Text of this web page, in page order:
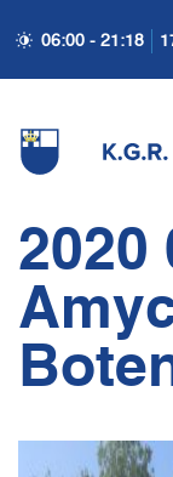
06:00 - 21:18
2020